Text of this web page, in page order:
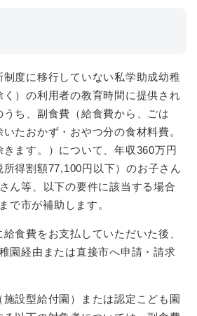
度に移行していない私学助成幼稚
）の利用者の教育時間に提供され
ち、副食費（給食費から、ごは
たおかず・おやつ分の食材料費。
きます。）について、年収360万円
得割額77,100円以下）のお子さん
ん等、以下の要件に該当する場合
で市が補助します。
食費をお支払していただいた後、
園経由または直接市へ申請・請求
設型給付園）または認定こども園